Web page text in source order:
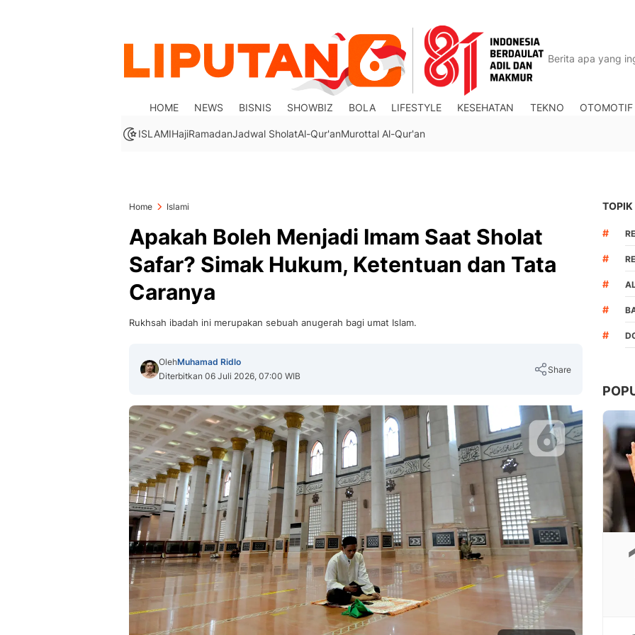
HOME NEWS BISNIS SHOWBIZ BOLA LIFESTYLE KESEHATAN TEKNO OTOMOTIF
ISLAMIHajiRamadanJadwal SholatAl-Qur'anMurottal Al-Qur'an
Home Islami
Apakah Boleh Menjadi Imam Saat Sholat
Safar? Simak Hukum, Ketentuan dan Tata
Caranya
Rukhsah ibadah ini merupakan sebuah anugerah bagi umat Islam.
OlehMuhamad Ridlo
Diterbitkan 06 Juli 2026, 07:00 WIB
Share
Copy Link
TOPIK
#
#
#
#
#